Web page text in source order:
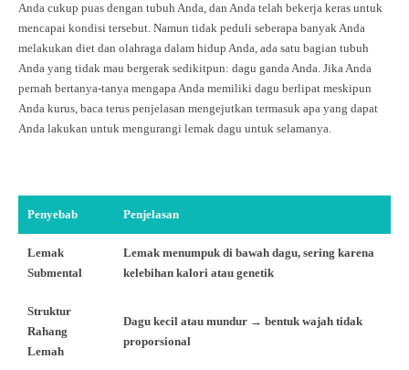
Anda cukup puas dengan tubuh Anda, dan Anda telah bekerja keras untuk
mencapai kondisi tersebut. Namun tidak peduli seberapa banyak Anda
melakukan diet dan olahraga dalam hidup Anda, ada satu bagian tubuh
Anda yang tidak mau bergerak sedikitpun: dagu ganda Anda. Jika Anda
pernah bertanya-tanya mengapa Anda memiliki dagu berlipat meskipun
Anda kurus, baca terus penjelasan mengejutkan termasuk apa yang dapat
Anda lakukan untuk mengurangi lemak dagu untuk selamanya.
Penyebab Penjelasan
Lemak
Submental
Lemak menumpuk di bawah dagu, sering karena
kelebihan kalori atau genetik
Struktur
Rahang
Lemah
Dagu kecil atau mundur → bentuk wajah tidak
proporsional